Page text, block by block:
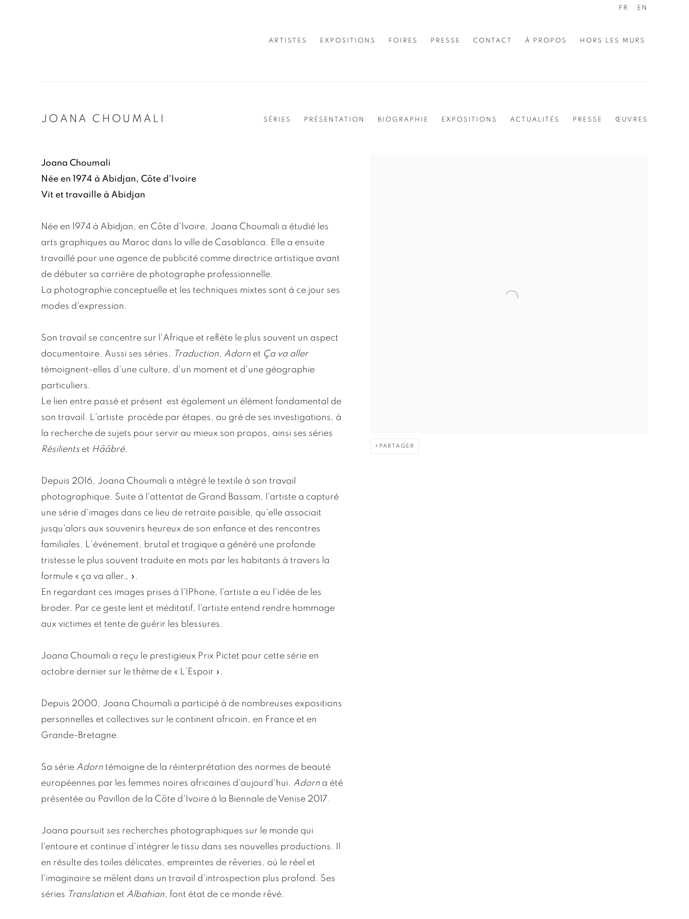
ARTISTES EXPOSITIONS FOIRES PRESSE CONTACT À PROPOS HORS LES MURS
FR EN
JOANA CHOUMALI SÉRIES PRÉSENTATION BIOGRAPHIE EXPOSITIONS ACTUALITÉS PRESSE ŒUVRES
PARTAGER
Joana Choumali
Née en 1974 à Abidjan, Côte d'Ivoire
Vit et travaille à Abidjan
Née en 1974 à Abidjan, en Côte d'Ivoire, Joana Choumali a étudié les
arts graphiques au Maroc dans la ville de Casablanca. Elle a ensuite
travaillé pour une agence de publicité comme directrice artistique avant
de débuter sa carrière de photographe professionnelle.
La photographie conceptuelle et les techniques mixtes sont à ce jour ses
modes d'expression.
Son travail se concentre sur l'Afrique et reflète le plus souvent un aspect
documentaire. Aussi ses séries,
Traduction, Adorn et Ça va aller
témoignent-elles d'une culture, d'un moment et d'une géographie
particuliers.
Le lien entre passé et présent est également un élément fondamental de
son travail. L'artiste procède par étapes, au gré de ses investigations, à
la recherche de sujets pour servir au mieux son propos, ainsi ses séries
Résilients et Hââbré.
Depuis 2016, Joana Choumali a intégré le textile à son travail
photographique. Suite à l'attentat de Grand Bassam, l'artiste a capturé
une série d'images dans ce lieu de retraite paisible, qu'elle associait
jusqu'alors aux souvenirs heureux de son enfance et des rencontres
familiales. L'événement, brutal et tragique a généré une profonde
tristesse le plus souvent traduite en mots par les habitants à travers la
formule « ça va aller… ».
En regardant ces images prises à l'IPhone, l'artiste a eu l'idée de les
broder. Par ce geste lent et méditatif, l'artiste entend rendre hommage
aux victimes et tente de guérir les blessures.
Joana Choumali a reçu le prestigieux Prix Pictet pour cette série en
octobre dernier sur le thème de « L’Espoir ».
Depuis 2000, Joana Choumali a participé à de nombreuses expositions
personnelles et collectives sur le continent africain, en France et en
Grande-Bretagne.
Sa série Adorn témoigne de la réinterprétation des normes de beauté
européennes par les femmes noires africaines d'aujourd'hui. Adorn a été
présentée au Pavillon de la Côte d'Ivoire à la Biennale de Venise 2017.
Joana poursuit ses recherches photographiques sur le monde qui
l'entoure et continue d'intégrer le tissu dans ses nouvelles productions. Il
en résulte des toiles délicates, empreintes de rêveries, où le réel et
l'imaginaire se mêlent dans un travail d'introspection plus profond. Ses
séries Translation et Albahian, font état de ce monde rêvé.